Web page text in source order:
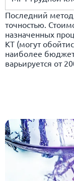
Последний
точностью.
назначенных
КТ (могут
наиболее
варьируется от